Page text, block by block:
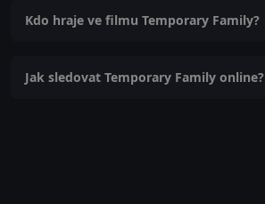
Kdo hraje ve filmu Temporary Family?
Jak sledovat Temporary Family online?